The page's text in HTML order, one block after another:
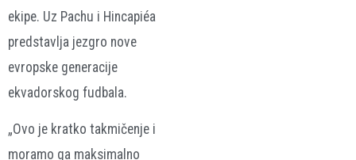
ekipe. Uz Pachu i Hincapiéa
predstavlja jezgro nove
evropske generacije
ekvadorskog fudbala.
„Ovo je kratko takmičenje i
moramo ga maksimalno